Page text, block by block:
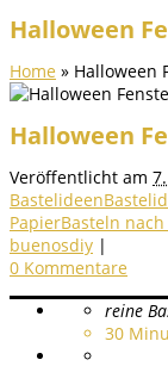
Halloween
Home » Halloween
Halloween
Veröffentlicht am
Bastelideen
PapierBasteln nach
buenosdiy |
0 Kommentare
reine
30